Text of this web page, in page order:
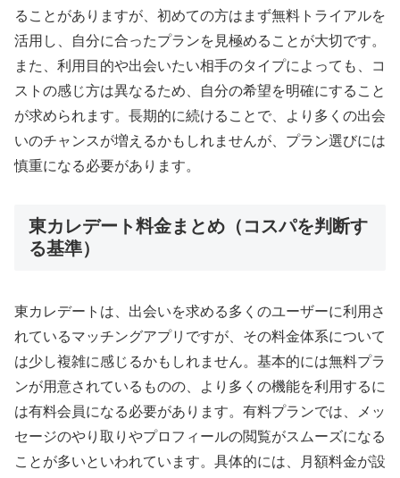
ることがありますが、初めての方はまず無料トライアルを
活用し、自分に合ったプランを見極めることが大切です。
また、利用目的や出会いたい相手のタイプによっても、コ
ストの感じ方は異なるため、自分の希望を明確にすること
が求められます。長期的に続けることで、より多くの出会
いのチャンスが増えるかもしれませんが、プラン選びには
慎重になる必要があります。
東カレデート料金まとめ（コスパを判断す
る基準）
東カレデートは、出会いを求める多くのユーザーに利用さ
れているマッチングアプリですが、その料金体系について
は少し複雑に感じるかもしれません。基本的には無料プラ
ンが用意されているものの、より多くの機能を利用するに
は有料会員になる必要があります。有料プランでは、メッ
セージのやり取りやプロフィールの閲覧がスムーズになる
ことが多いといわれています。具体的には、月額料金が設